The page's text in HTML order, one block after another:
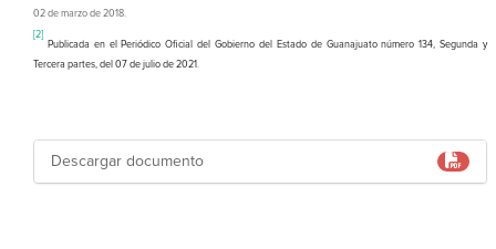
02 de marzo de 2018.
[2]
Publicada en el Periódico Oficial del Gobierno del Estado de Guanajuato número 134, Segunda y
Tercera partes, del 07 de julio de 2021.
Descargar documento